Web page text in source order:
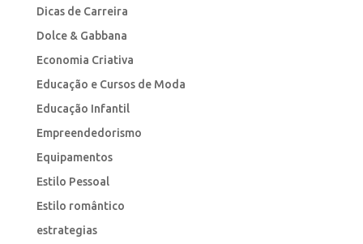
Dicas de Carreira
Dolce & Gabbana
Economia Criativa
Educação e Cursos de Moda
Educação Infantil
Empreendedorismo
Equipamentos
Estilo Pessoal
Estilo romântico
estrategias